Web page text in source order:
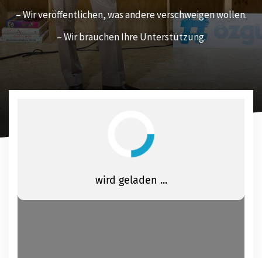
– Wir veröffentlichen, was andere verschweigen wollen.
– Wir brauchen Ihre Unterstützung.